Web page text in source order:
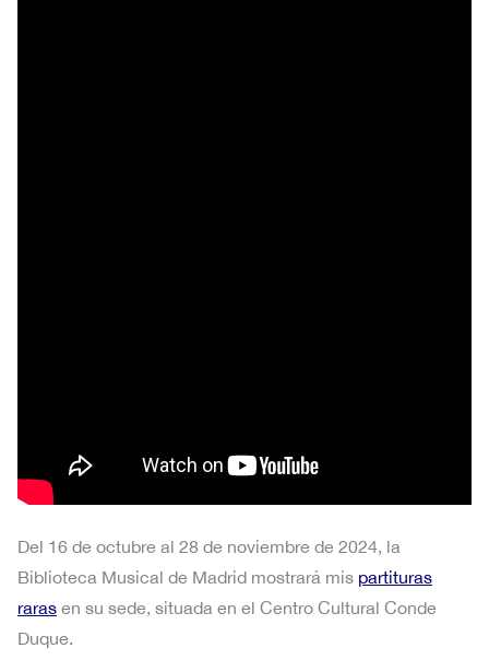
Del 16 de octubre al 28 de noviembre de 2024, la
Biblioteca Musical de Madrid mostrará mis partituras
raras en su sede, situada en el Centro Cultural Conde
Duque.